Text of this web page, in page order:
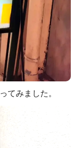
てみました。